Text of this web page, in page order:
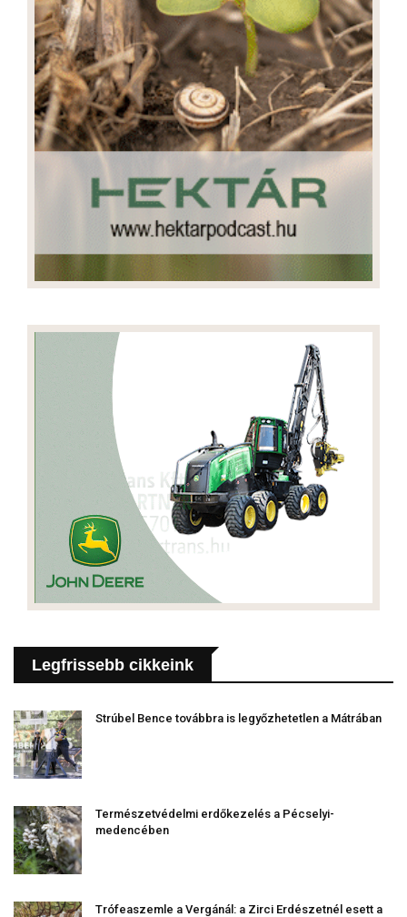
Legfrissebb cikkeink
Strúbel Bence továbbra is legyőzhetetlen a Mátrában
Természetvédelmi erdőkezelés a Pécselyi-
medencében
Trófeaszemle a Vergánál: a Zirci Erdészetnél esett a